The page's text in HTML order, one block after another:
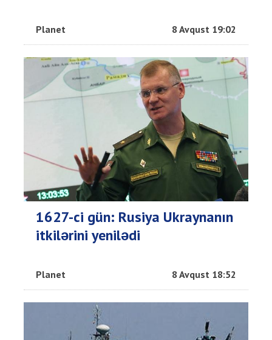
Planet 8 Avqust 19:02
1627-ci gün: Rusiya Ukraynanın
itkilərini yenilədi
Planet 8 Avqust 18:52